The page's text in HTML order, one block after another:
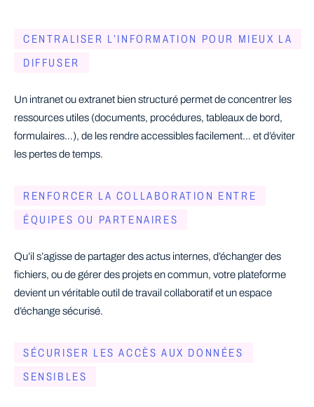
CENTRALISER L’INFORMATION POUR MIEUX LA
DIFFUSER
Un intranet ou extranet bien structuré permet de concentrer les
ressources utiles (documents, procédures, tableaux de bord,
formulaires…), de les rendre accessibles facilement… et d’éviter
les pertes de temps.
RENFORCER LA COLLABORATION ENTRE
ÉQUIPES OU PARTENAIRES
Qu’il s’agisse de partager des actus internes, d’échanger des
fichiers, ou de gérer des projets en commun, votre plateforme
devient un véritable outil de travail collaboratif et un espace
d’échange sécurisé.
SÉCURISER LES ACCÈS AUX DONNÉES
SENSIBLES